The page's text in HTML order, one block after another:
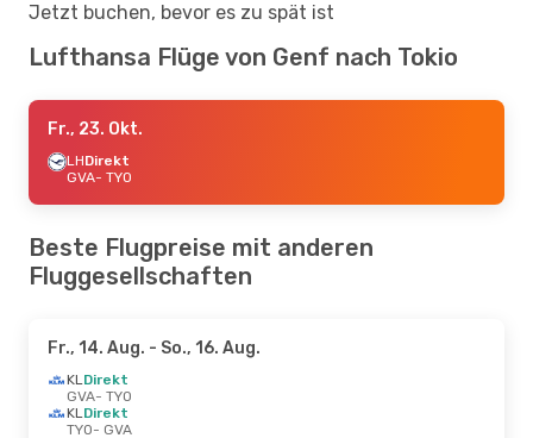
Jetzt buchen, bevor es zu spät ist
Lufthansa Flüge von Genf nach Tokio
Fr., 23. Okt.
LHDirekt
GVA- TYO
Beste Flugpreise mit anderen
Fluggesellschaften
Fr., 14. Aug. - So., 16. Aug.
KLDirekt
GVA- TYO
KLDirekt
TYO- GVA